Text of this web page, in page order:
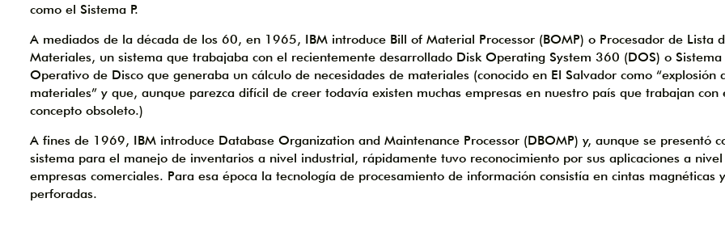
como el Sistema P.
A mediados de la década de los 60, en 1965, IBM introduce Bill of Material Processor (BOMP) o Procesador de Lista
Materiales, un sistema que trabajaba con el recientemente desarrollado Disk Operating System 360 (DOS) o Sistema
Operativo de Disco que generaba un cálculo de necesidades de materiales (conocido en El Salvador como “explosión
materiales” y que, aunque parezca difícil de creer todavía existen muchas empresas en nuestro país que trabajan con
concepto obsoleto.)
A fines de 1969, IBM introduce Database Organization and Maintenance Processor (DBOMP) y, aunque se presentó
sistema para el manejo de inventarios a nivel industrial, rápidamente tuvo reconocimiento por sus aplicaciones a
empresas comerciales. Para esa época la tecnología de procesamiento de información consistía en cintas magnéticas
perforadas.